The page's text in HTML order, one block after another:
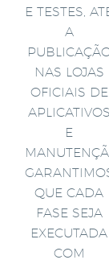
E TESTES,
A
NAS LOJAS
OFICIAIS DE
APLICATIVOS
E
QUE CADA
FASE SEJA
EXECUTADA
COM